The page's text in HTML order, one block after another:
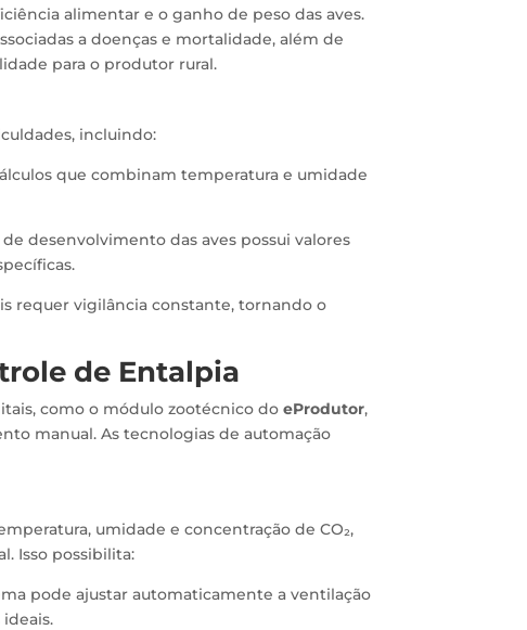
alimentar e o ganho de peso das aves.
a doenças e mortalidade, além de
para o produtor rural.
incluindo:
que combinam temperatura e umidade
de desenvolvimento das aves possui valores
requer vigilância constante, tornando o
de Entalpia
como o módulo zootécnico do eProdutor,
manual. As tecnologias de automação
umidade e concentração de CO₂,
Isso possibilita:
pode ajustar automaticamente a ventilação